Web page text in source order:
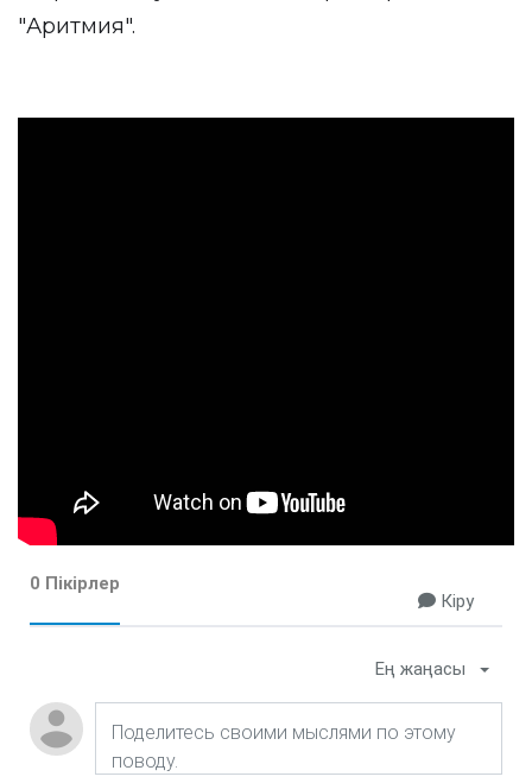
"Аритмия".
0 Пікірлер
Кіру
Ең жаңасы